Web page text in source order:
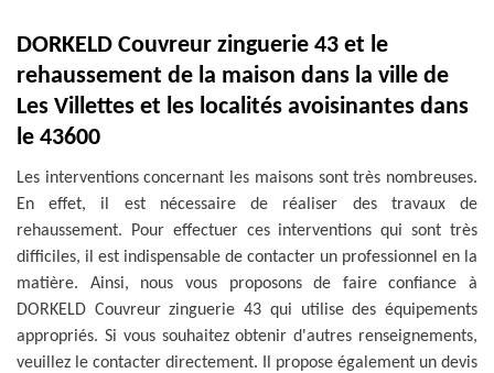
DORKELD Couvreur zinguerie 43 et le
rehaussement de la maison dans la ville de
Les Villettes et les localités avoisinantes dans
le 43600
Les interventions concernant les maisons sont très nombreuses.
En effet, il est nécessaire de réaliser des travaux de
rehaussement. Pour effectuer ces interventions qui sont très
difficiles, il est indispensable de contacter un professionnel en la
matière. Ainsi, nous vous proposons de faire confiance à
DORKELD Couvreur zinguerie 43 qui utilise des équipements
appropriés. Si vous souhaitez obtenir d'autres renseignements,
veuillez le contacter directement. Il propose également un devis